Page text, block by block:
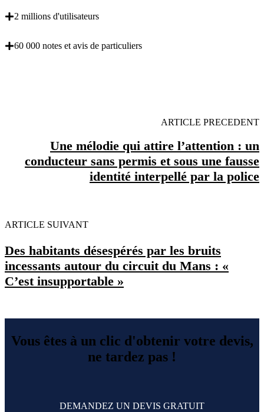
2 millions d'utilisateurs
60 000 notes et avis de particuliers
ARTICLE PRECEDENT
Une mélodie qui attire l’attention : un
conducteur sans permis et sous une fausse
identité interpellé par la police
ARTICLE SUIVANT
Des habitants désespérés par les bruits
incessants autour du circuit du Mans : «
C’est insupportable »
Vous êtes à un clic d'obtenir votre devis,
ne tardez pas !
DEMANDEZ UN DEVIS GRATUIT